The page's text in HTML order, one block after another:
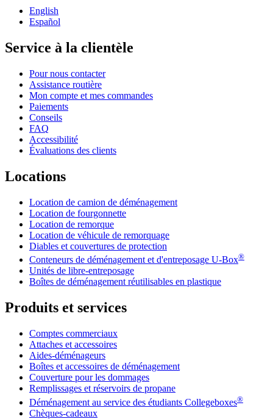
English
Español
Service à la clientèle
Pour nous contacter
Assistance routière
Mon compte et mes commandes
Paiements
Conseils
FAQ
Accessibilité
Évaluations des clients
Locations
Location de camion de déménagement
Location de fourgonnette
Location de remorque
Location de véhicule de remorquage
Diables et couvertures de protection
Conteneurs de déménagement et d'entreposage U-Box®
Unités de libre-entreposage
Boîtes de déménagement réutilisables en plastique
Produits et services
Comptes commerciaux
Attaches et accessoires
Aides-déménageurs
Boîtes et accessoires de déménagement
Couverture pour les dommages
Remplissages et réservoirs de propane
Déménagement au service des étudiants Collegeboxes®
Chèques-cadeaux